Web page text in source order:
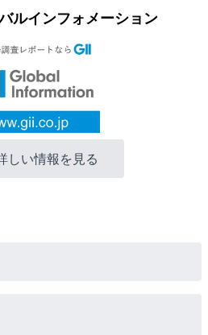
ルインフォメーション
しい情報を見る